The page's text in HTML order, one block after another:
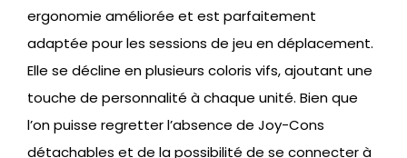
ergonomie améliorée et est parfaitement
adaptée pour les sessions de jeu en déplacement.
Elle se décline en plusieurs coloris vifs, ajoutant une
touche de personnalité à chaque unité. Bien que
l’on puisse regretter l’absence de Joy-Cons
détachables et de la possibilité de se connecter à